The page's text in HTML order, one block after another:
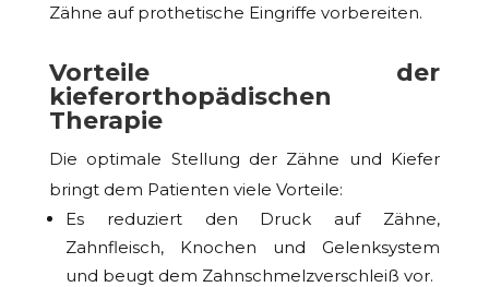
Zähne auf prothetische Eingriffe vorbereiten.
Vorteile der
kieferorthopädischen
Therapie
Die optimale Stellung der Zähne und Kiefer
bringt dem Patienten viele Vorteile:
Es reduziert den Druck auf Zähne,
Zahnfleisch, Knochen und Gelenksystem
und beugt dem Zahnschmelzverschleiß vor.